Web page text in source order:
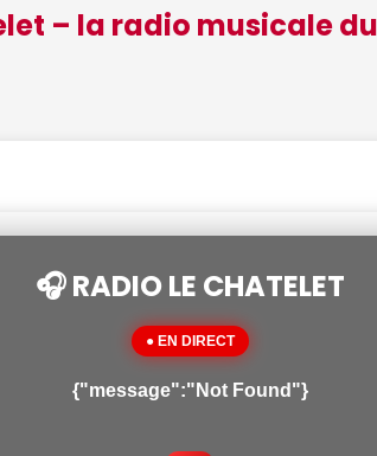
– la radio musicale
🎧 RADIO LE CHATELET
● EN DIRECT
{"message":"Not Found"}